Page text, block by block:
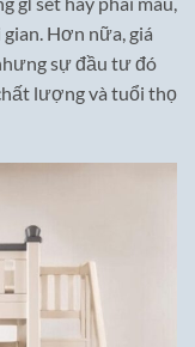
Hơn nữa, giá
sự đầu tư đó
lượng và tuổi thọ